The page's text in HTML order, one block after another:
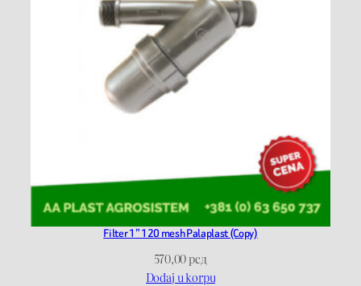
Filter 1” 120 mesh Palaplast (Copy)
570,00рсд
Dodaj u korpu